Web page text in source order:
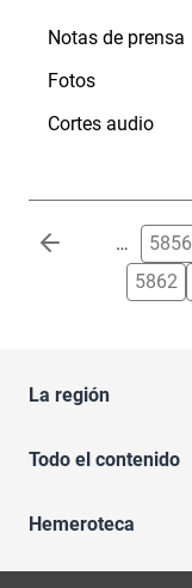
Notas de prensa
Fotos
Cortes audio
Paginación … 5856
5862
La región
Todo el contenido
Hemeroteca